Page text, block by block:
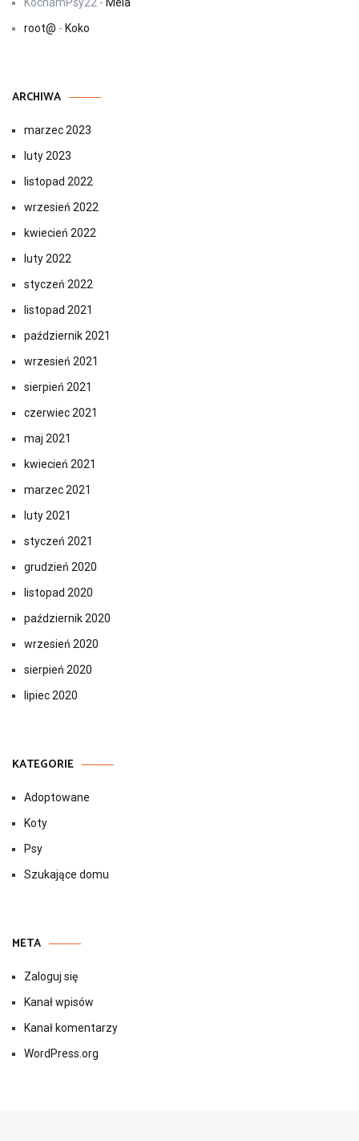
root@ - Koko
ARCHIWA
marzec 2023
luty 2023
listopad 2022
wrzesień 2022
kwiecień 2022
luty 2022
styczeń 2022
listopad 2021
październik 2021
wrzesień 2021
sierpień 2021
czerwiec 2021
maj 2021
kwiecień 2021
marzec 2021
luty 2021
styczeń 2021
grudzień 2020
listopad 2020
październik 2020
wrzesień 2020
sierpień 2020
lipiec 2020
KATEGORIE
Adoptowane
Koty
Psy
Szukające domu
META
Zaloguj się
Kanał wpisów
Kanał komentarzy
WordPress.org